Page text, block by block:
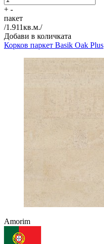
+ -
пакет
/1.911кв.м./
Добави в количката
Корков паркет Basik Oak Plus
Amorim